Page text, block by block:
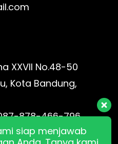
XXVII No.48-50
Kota Bandung,
878-466-796
siap menjawab